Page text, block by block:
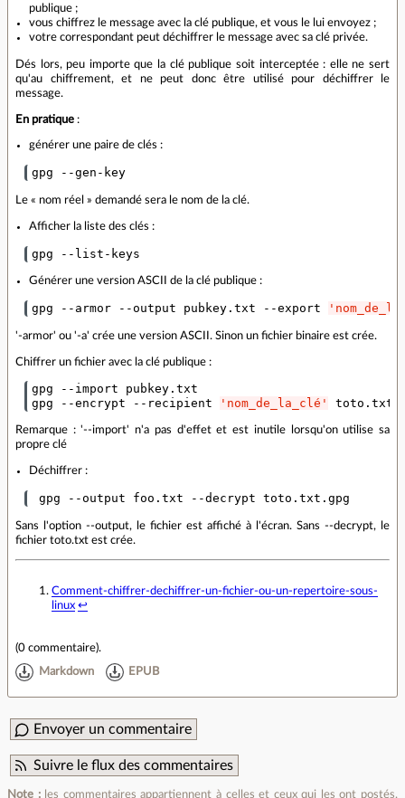
publique ;
vous chiffrez le message avec la clé publique, et vous le lui envoyez ;
votre correspondant peut déchiffrer le message avec sa clé privée.
Dés lors, peu importe que la clé publique soit interceptée : elle ne sert
qu'au chiffrement, et ne peut donc être utilisé pour déchiffrer le
message.
En pratique :
générer une paire de clés :
gpg --gen-key
Le « nom réel » demandé sera le nom de la clé.
Afficher la liste des clés :
gpg --list-keys
Générer une version ASCII de la clé publique :
gpg --armor --output pubkey.txt --export
'-armor' ou '-a' crée une version ASCII. Sinon un fichier binaire est crée.
Chiffrer un fichier avec la clé publique :
gpg --import pubkey.txt
gpg --encrypt --recipient
'nom_de_la_clé' toto.txt
Remarque : '--import' n'a pas d'effet et est inutile lorsqu'on utilise sa
propre clé
Déchiffrer :
gpg --output foo.txt --decrypt toto.txt.gpg
Sans l'option --output, le fichier est affiché à l'écran. Sans --decrypt, le
fichier toto.txt est crée.
Comment-chiffrer-dechiffrer-un-fichier-ou-un-repertoire-sous-
linux ↩
(0 commentaire).
Markdown EPUB
Envoyer un commentaire
Suivre le flux des commentaires
Note :les commentaires appartiennent à celles et ceux qui les ont postés.